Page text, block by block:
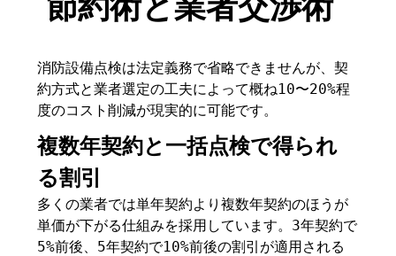
節約術と業者交渉術
消防設備点検は法定義務で省略できませんが、契
約方式と業者選定の工夫によって概ね10〜20%程
度のコスト削減が現実的に可能です。
複数年契約と一括点検で得られ
る割引
多くの業者では単年契約より複数年契約のほうが
単価が下がる仕組みを採用しています。3年契約で
5%前後、5年契約で10%前後の割引が適用される